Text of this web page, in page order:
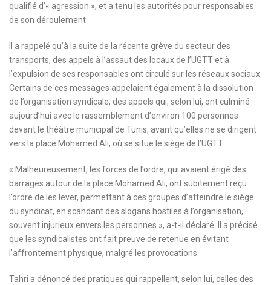
qualifié d’« agression », et a tenu les autorités pour responsables
de son déroulement.
Il a rappelé qu’à la suite de la récente grève du secteur des
transports, des appels à l’assaut des locaux de l’UGTT et à
l’expulsion de ses responsables ont circulé sur les réseaux sociaux.
Certains de ces messages appelaient également à la dissolution
de l’organisation syndicale, des appels qui, selon lui, ont culminé
aujourd’hui avec le rassemblement d’environ 100 personnes
devant le théâtre municipal de Tunis, avant qu’elles ne se dirigent
vers la place Mohamed Ali, où se situe le siège de l’UGTT.
« Malheureusement, les forces de l’ordre, qui avaient érigé des
barrages autour de la place Mohamed Ali, ont subitement reçu
l’ordre de les lever, permettant à ces groupes d’atteindre le siège
du syndicat, en scandant des slogans hostiles à l’organisation,
souvent injurieux envers les personnes », a-t-il déclaré. Il a précisé
que les syndicalistes ont fait preuve de retenue en évitant
l’affrontement physique, malgré les provocations.
Tahri a dénoncé des pratiques qui rappellent, selon lui, celles des